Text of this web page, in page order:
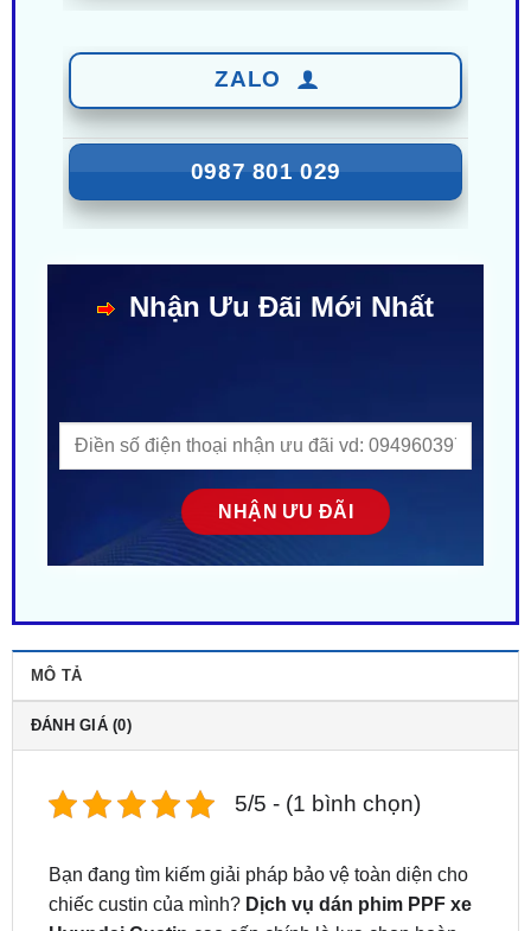
0987 801 029
ĐÁNH GIÁ (0)
Bạn đang tìm kiếm giải pháp bảo vệ toàn diện cho
Hyundai Custincao cấp chính là lựa chọn hoàn
hảo dành cho bạn!